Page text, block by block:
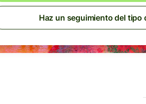
Haz un seguimiento del tipo